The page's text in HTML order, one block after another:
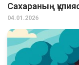
Сахараның
04.01.2026